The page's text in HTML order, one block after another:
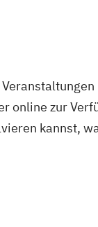
online zur
kannst,